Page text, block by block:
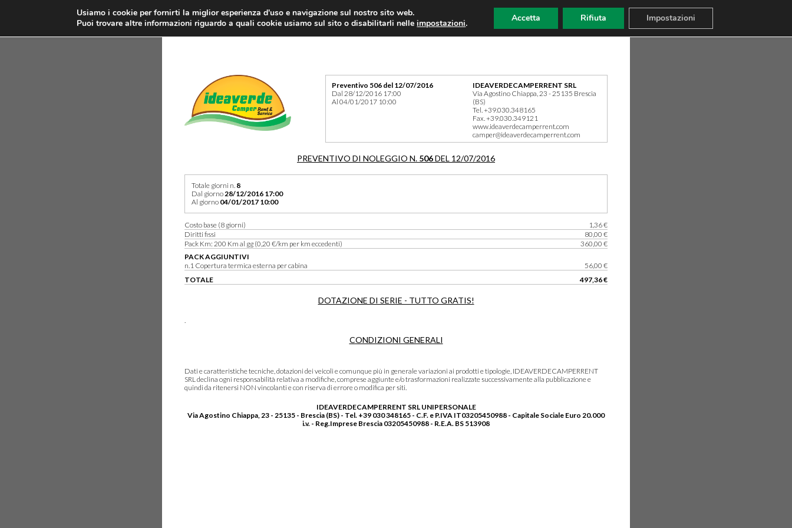
IDEAVERDECAMPERRENT SRL
Via Agostino Chiappa, 23 - 25135 Brescia
(BS)
Tel. +39.030.348165
Fax. +39.030.349121
www.ideaverdecamperrent.com
camper@ideaverdecamperrent.com
Preventivo 506 del 12/07/2016
Dal 28/12/2016 17:00
Al 04/01/2017 10:00
PREVENTIVO DI NOLEGGIO N. 506DEL 12/07/2016
Totale giorni n. 8
Dal giorno28/12/2016 17:00
Al giorno 04/01/2017 10:00
Costo base (8 giorni)
1,36 €
Diritti fissi
80,00 €
Pack Km: 200 Km al gg (0,20 €/km per km eccedenti)
360,00 €
PACK AGGIUNTIVI
n.1 Copertura termica esterna per cabina
56,00 €
TOTALE
497,36 €
DOTAZIONE DI SERIE - TUTTO GRATIS!
CONDIZIONI GENERALI
Dati e caratteristiche tecniche, dotazioni dei veicoli e comunque più in generale variazioni ai prodotti e tipologie, IDEAVERDECAMPERRENT
SRL declina ogni responsabilità relativa a modifiche, comprese aggiunte e/o trasformazioni realizzate successivamente alla pubblicazione e
quindi da ritenersi NON vincolanti e con riserva di errore o modifica per siti.
IDEAVERDECAMPERRENT SRL UNIPERSONALE
Via Agostino Chiappa, 23 - 25135 - Brescia (BS) - Tel. +39 030 348165 - C.F. e P.IVA IT03205450988 - Capitale Sociale Euro 20.000
i.v. - Reg.Imprese Brescia 03205450988 - R.E.A. BS 513908
Usiamo i cookie per fornirti la miglior esperienza d'uso e navigazione sul nostro sito web.
Puoi trovare altre informazioni riguardo a quali cookie usiamo sul sito o disabilitarli nelleimpostazioni. Accetta Rifiuta Impostazioni